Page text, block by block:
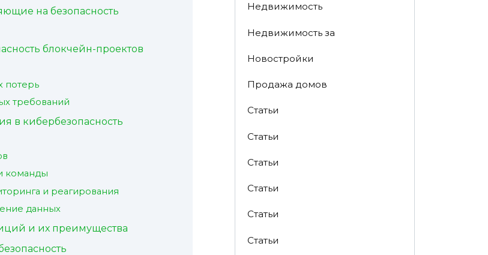
на безопасность
блокчейн-проектов
потерь
требований
в кибербезопасность
команды
и реагирования
данных
и их преимущества
Недвижимость
Недвижимость за
Новостройки
Продажа домов
Статьи
Статьи
Статьи
Статьи
Статьи
Статьи